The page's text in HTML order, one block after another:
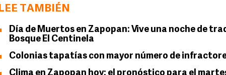
LEE TAMBIÉN
Día de Muertos en Zapopan: Vive una noche de
Bosque El Centinela
Colonias tapatías con mayor número de